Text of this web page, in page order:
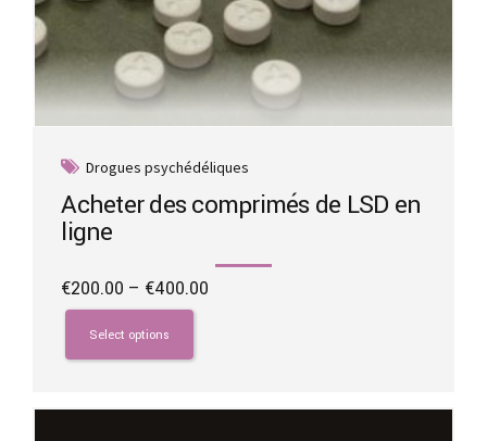
Drogues psychédéliques
Acheter des comprimés de LSD en
ligne
€200.00 – €400.00
Select options
This
product
has